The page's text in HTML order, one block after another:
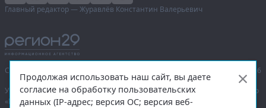
Главный редактор — Журавлёв Константин Валерьевич
Сетевое издание «Информационное агентство Регион 29»,
© 2016–2026
Учредитель — общество с ограниченной ответственностью «Агентство
«Правда Севера».
Продолжая использовать наш сайт, вы даете
согласие на обработку пользовательских
данных (IP-адрес; версия ОС; версия веб-